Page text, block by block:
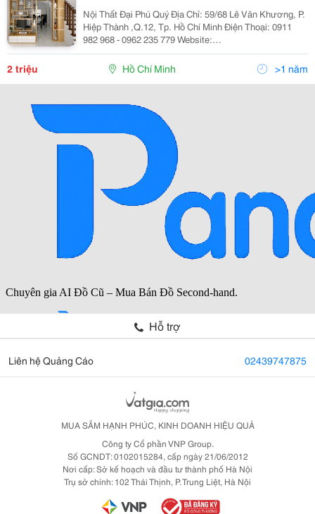
Nội Thất Đại Phú Quý Địa Chỉ: 59/68 Lê Văn Khương, P.
Hiệp Thành ,Q.12, Tp. Hồ Chí Minh Điện Thoại: 0911
982 968 - 0962 235 779 Website:
Www.noithatdaiphuquy.com Email:
Noithatdaiphuquy@Gmail.com Chuyên Cung Cấp Vách
Ngăn Hiện Đại,
2 triệu Hồ Chí Minh >1 năm
Hỗ trợ
Liên hệ Quảng Cáo 02439747875
MUA SẮM HẠNH PHÚC, KINH DOANH HIỆU QUẢ
Công ty Cổ phần VNP Group.
Số GCNDT: 0102015284, cấp ngày 21/06/2012
Nơi cấp: Sở kế hoạch và đầu tư thành phố Hà Nội
Trụ sở chính: 102 Thái Thịnh, P. Trung Liệt, Hà Nội